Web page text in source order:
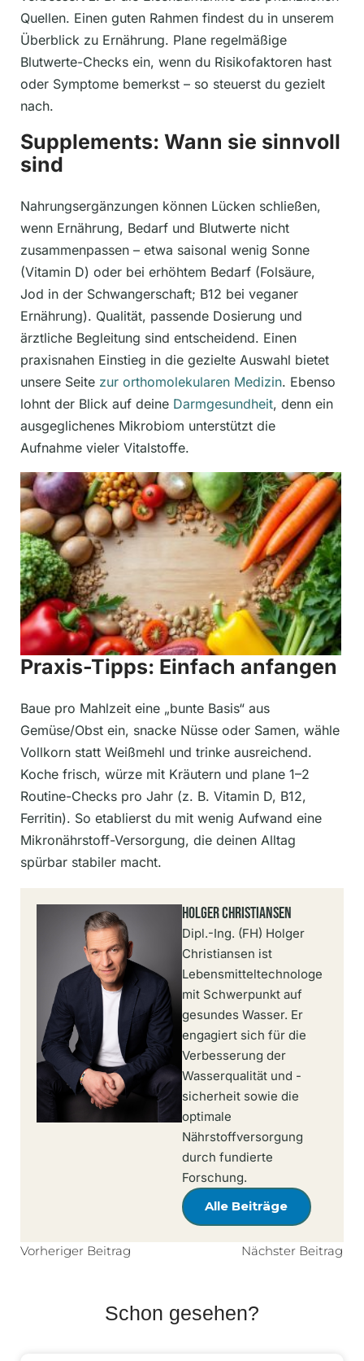
Quellen. Einen guten Rahmen findest du in unserem
Überblick zu Ernährung. Plane regelmäßige
Blutwerte-Checks ein, wenn du Risikofaktoren hast
oder Symptome bemerkst – so steuerst du gezielt
nach.
Supplements: Wann sie sinnvoll
sind
Nahrungsergänzungen können Lücken schließen,
wenn Ernährung, Bedarf und Blutwerte nicht
zusammenpassen – etwa saisonal wenig Sonne
(Vitamin D) oder bei erhöhtem Bedarf (Folsäure,
Jod in der Schwangerschaft; B12 bei veganer
Ernährung). Qualität, passende Dosierung und
ärztliche Begleitung sind entscheidend. Einen
praxisnahen Einstieg in die gezielte Auswahl bietet
unsere Seite zur orthomolekularen Medizin. Ebenso
lohnt der Blick auf deine Darmgesundheit, denn ein
ausgeglichenes Mikrobiom unterstützt die
Aufnahme vieler Vitalstoffe.
Praxis-Tipps: Einfach anfangen
Baue pro Mahlzeit eine „bunte Basis“ aus
Gemüse/Obst ein, snacke Nüsse oder Samen, wähle
Vollkorn statt Weißmehl und trinke ausreichend.
Koche frisch, würze mit Kräutern und plane 1–2
Routine-Checks pro Jahr (z. B. Vitamin D, B12,
Ferritin). So etablierst du mit wenig Aufwand eine
Mikronährstoff-Versorgung, die deinen Alltag
spürbar stabiler macht.
Holger Christiansen
Dipl.-Ing. (FH) Holger
Christiansen ist
Lebensmitteltechnologe
mit Schwerpunkt auf
gesundes Wasser. Er
engagiert sich für die
Verbesserung der
Wasserqualität und -
sicherheit sowie die
optimale
Nährstoffversorgung
durch fundierte
Forschung.
Alle Beiträge
Vorheriger Beitrag Nächster Beitrag
Schon gesehen?